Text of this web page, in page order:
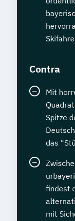
Contra
Mit
Spitze
das
findest
mit